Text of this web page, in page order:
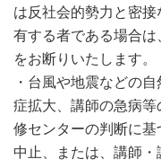
は反社会的勢力と密接
有する者である場合
をお断りいたします。
・台風や地震などの
症拡大、講師の急病
修センターの判断に基
中止、または、講師